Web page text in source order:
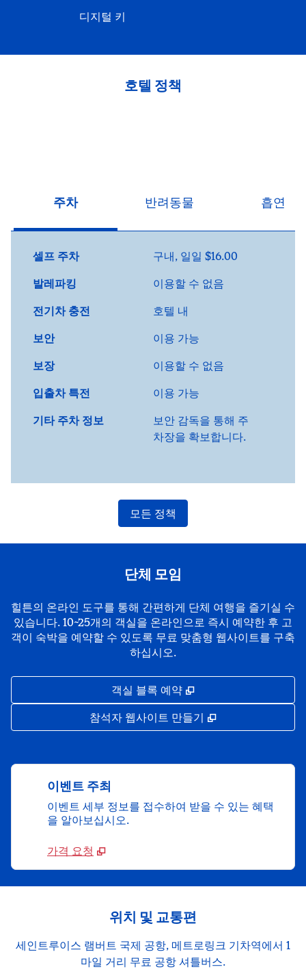
디지털 키
호텔 정책
주차 반려동물 흡연
셀프 주차 구내, 일일 $16.00
발레파킹
이용할 수 없음
전기차 충전
호텔 내
보안
이용 가능
보장
이용할 수 없음
입출차 특전
이용 가능
기타 주차 정보
보안 감독을 통해 주
차장을 확보합니다.
모든 정책
단체 모임
힐튼의 온라인 도구를 통해 간편하게 단체 여행을 즐기실 수
있습니다. 10~25개의 객실을 온라인으로 즉시 예약한 후 고
객이 숙박을 예약할 수 있도록 무료 맞춤형 웹사이트를 구축
하십시오.
객실 블록 예약 ,
참석자 웹사이트 만들기 ,
이벤트 주최
이벤트 세부 정보를 접수하여 받을 수 있는 혜택
을 알아보십시오.
가격 요청
위치 및 교통편
세인트루이스 램버트 국제 공항, 메트로링크 기차역에서 1
마일 거리 무료 공항 셔틀버스.